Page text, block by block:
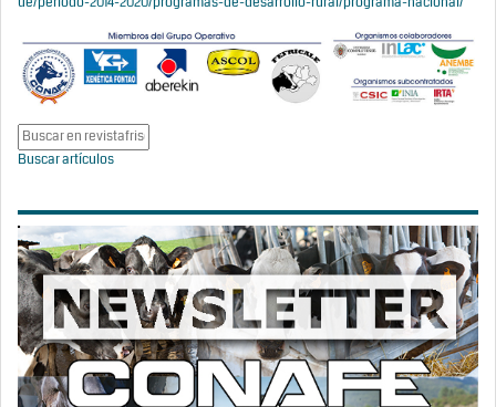
Buscar artículos